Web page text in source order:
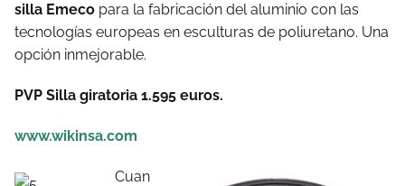
silla Emeco para la fabricación del aluminio con las
tecnologías europeas en esculturas de poliuretano. Una
opción inmejorable.
PVP Silla giratoria 1.595 euros.
www.wikinsa.com
Cuan